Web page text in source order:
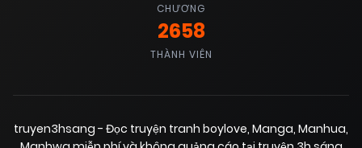
CHƯƠNG
2658
THÀNH VIÊN
truyen3hsang - Đọc truyện tranh boylove, Manga, Manhua,